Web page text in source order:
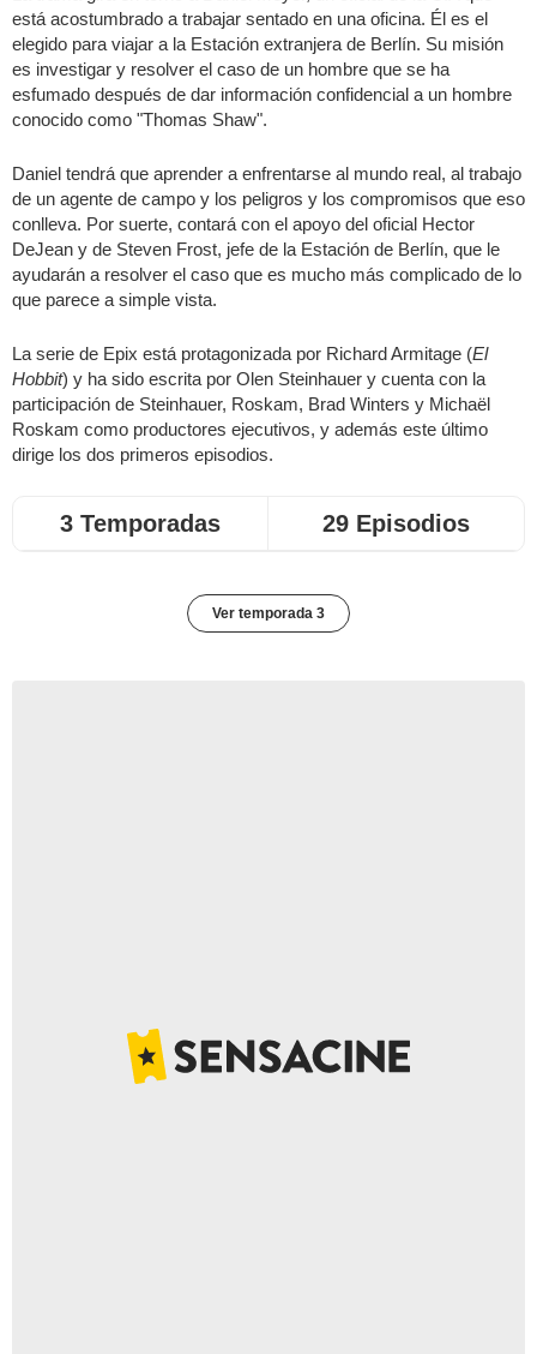
está acostumbrado a trabajar sentado en una oficina. Él es el
elegido para viajar a la Estación extranjera de Berlín. Su misión
es investigar y resolver el caso de un hombre que se ha
esfumado después de dar información confidencial a un hombre
conocido como "Thomas Shaw".
Daniel tendrá que aprender a enfrentarse al mundo real, al trabajo
de un agente de campo y los peligros y los compromisos que eso
conlleva. Por suerte, contará con el apoyo del oficial Hector
DeJean y de Steven Frost, jefe de la Estación de Berlín, que le
ayudarán a resolver el caso que es mucho más complicado de lo
que parece a simple vista.
La serie de Epix está protagonizada por Richard Armitage (El
Hobbit) y ha sido escrita por Olen Steinhauer y cuenta con la
participación de Steinhauer, Roskam, Brad Winters y Michaël
Roskam como productores ejecutivos, y además este último
dirige los dos primeros episodios.
3 Temporadas 29 Episodios
Ver temporada 3